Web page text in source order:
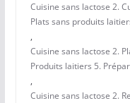
Cuisine sans lactose 2.
Plats sans produits
,
Cuisine sans lactose 2.
Produits laitiers 5.
,
Cuisine sans lactose 2.